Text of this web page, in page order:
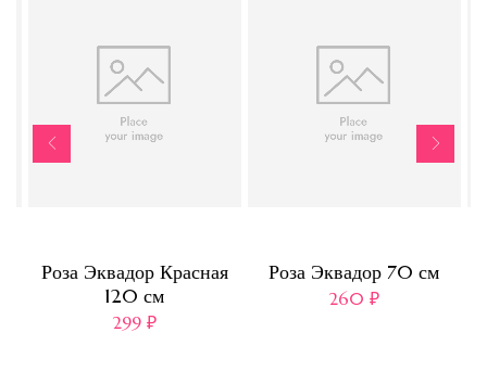
Роза Эквадор Красная
120 см
299 ₽
Роза Эквадор 70 см
260 ₽